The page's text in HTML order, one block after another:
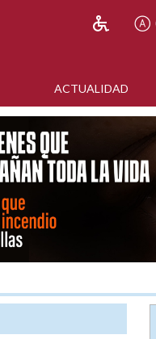
ACTUALIDAD